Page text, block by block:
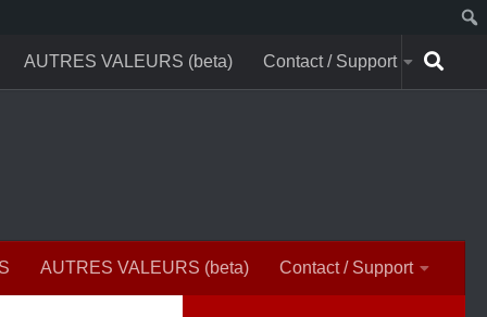
AUTRES VALEURS (beta) Contact / Support
AUTRES VALEURS (beta) Contact / Support